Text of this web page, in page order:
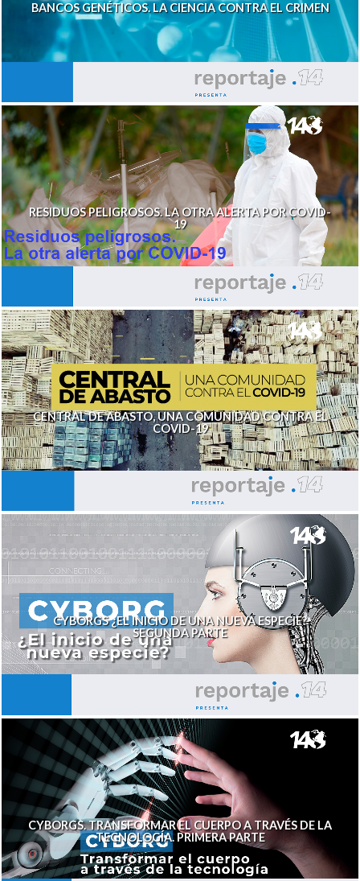
BANCOS GENÉTICOS. LA CIENCIA CONTRA EL CRIMEN
RESIDUOS PELIGROSOS. LA OTRA ALERTA POR COVID-
19
CENTRAL DE ABASTO, UNA COMUNIDAD CONTRA EL
COVID-19
CYBORGS ¿EL INICIO DE UNA NUEVA ESPECIE?
SEGUNDA PARTE
CYBORGS. TRANSFORMAR EL CUERPO A TRAVÉS DE LA
TECNOLOGÍA. PRIMERA PARTE